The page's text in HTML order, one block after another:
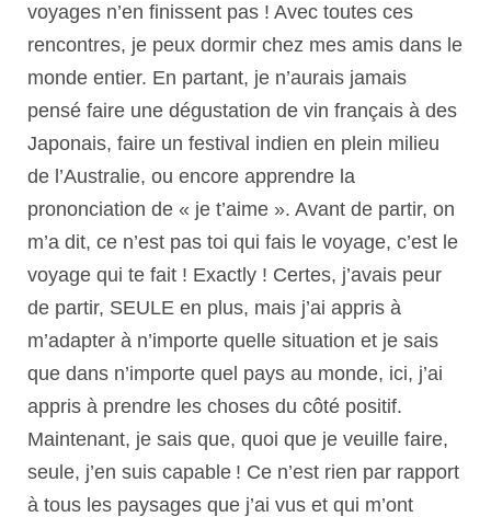
voyages n’en finissent pas ! Avec toutes ces
rencontres, je peux dormir chez mes amis dans le
monde entier. En partant, je n’aurais jamais
pensé faire une dégustation de vin français à des
Japonais, faire un festival indien en plein milieu
de l’Australie, ou encore apprendre la
prononciation de « je t’aime ». Avant de partir, on
m’a dit, ce n’est pas toi qui fais le voyage, c’est le
voyage qui te fait ! Exactly ! Certes, j’avais peur
de partir, SEULE en plus, mais j’ai appris à
m’adapter à n’importe quelle situation et je sais
que dans n’importe quel pays au monde, ici, j’ai
appris à prendre les choses du côté positif.
Maintenant, je sais que, quoi que je veuille faire,
seule, j’en suis capable ! Ce n’est rien par rapport
à tous les paysages que j’ai vus et qui m’ont